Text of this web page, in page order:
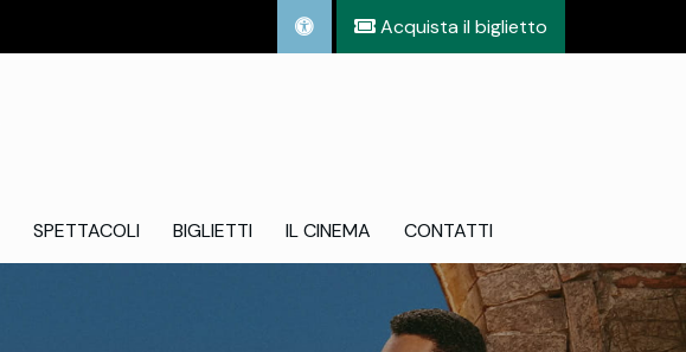
Acquista il biglietto
SPETTACOLI BIGLIETTI IL CINEMA CONTATTI